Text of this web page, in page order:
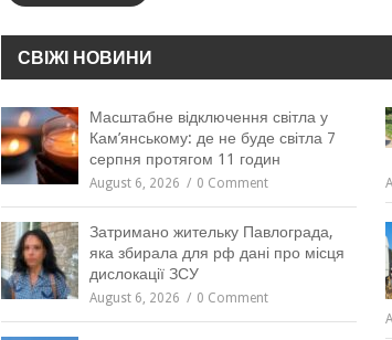
СВІЖІ НОВИНИ
Масштабне відключення світла у
Кам’янському: де не буде світла 7
серпня протягом 11 годин
August 6, 2026 0 Comment
Затримано жительку Павлограда,
яка збирала для рф дані про місця
дислокації ЗСУ
August 6, 2026 0 Comment